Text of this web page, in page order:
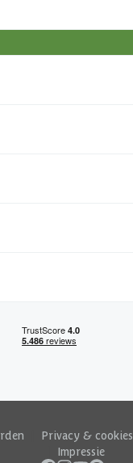
Privacy & cookies
Impressie